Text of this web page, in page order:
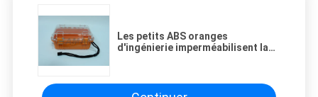
Les petits ABS oranges
d'ingénierie imperméabilisent la